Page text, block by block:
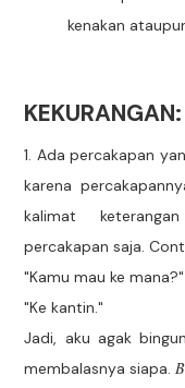
kenakan
KEKURANGAN:
1. Ada percakapan
karena
kalimat
percakapan saja.
"Kamu mau ke mana?"
"Ke kantin."
Jadi, aku agak
membalasnya siapa.